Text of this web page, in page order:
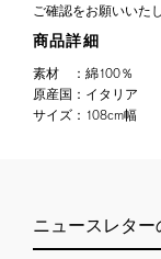
ご確認をお願いいた
商品詳細
素材 ： 綿100％
原産国 ： イタリア
サイズ ： 108cm幅
ニュースレター